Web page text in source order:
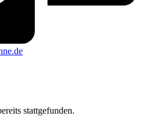
stattgefunden.